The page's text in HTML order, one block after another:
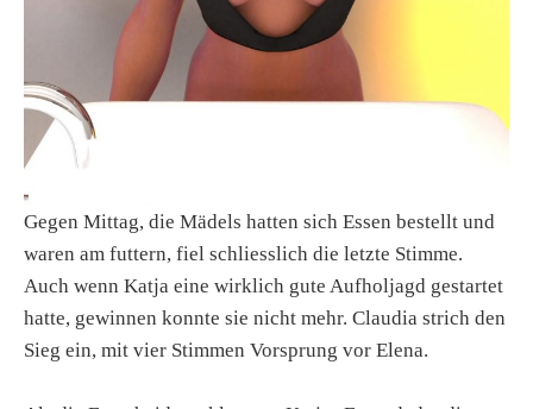
Gegen Mittag, die Mädels hatten sich Essen bestellt und
waren am futtern, fiel schliesslich die letzte Stimme.
Auch wenn Katja eine wirklich gute Aufholjagd gestartet
hatte, gewinnen konnte sie nicht mehr. Claudia strich den
Sieg ein, mit vier Stimmen Vorsprung vor Elena.